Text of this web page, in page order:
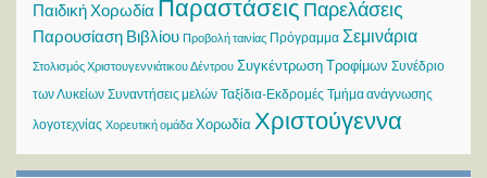
Παιδική Χορωδία Παραστάσεις Παρελάσεις
Παρουσίαση Βιβλίου Προβολή ταινίας Πρόγραμμα Σεμινάρια
Στολισμός Χριστουγεννιάτικου Δέντρου Συγκέντρωση Τροφίμων Συνέδριο
των Λυκείων Συναντήσεις μελών Ταξίδια-Εκδρομές Τμήμα ανάγνωσης
λογοτεχνίας Χορευτική ομάδα Χορωδία Χριστούγεννα